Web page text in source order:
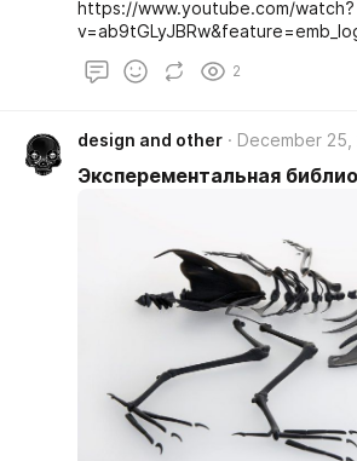
https://www.youtube.com/watch?
2
design and other December 25,
Эксперементальная